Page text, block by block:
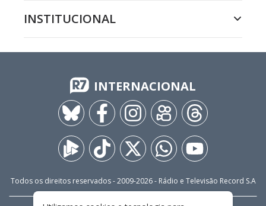
INSTITUCIONAL
INTERNACIONAL
Todos os direitos reservados - 2009-2026- Rádio e Televisão Record S.A